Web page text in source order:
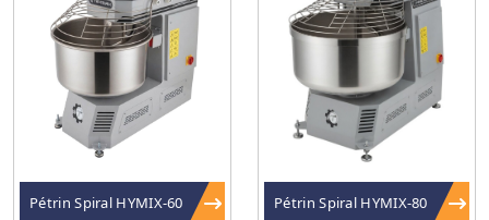
Pétrin Spiral HYMIX-60 Pétrin Spiral HYMIX-80